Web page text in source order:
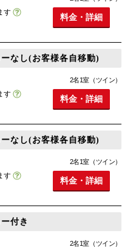
す
料金・詳細
なし(お客様各自移動)
す
2名1室（ツイン）
料金・詳細
なし(お客様各自移動)
す
2名1室（ツイン）
料金・詳細
付き
2名1室（ツイン）